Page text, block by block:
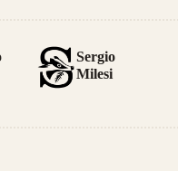
da 800€
Sergio
Milesi